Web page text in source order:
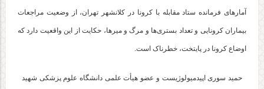
آمارهای فرمانده ستاد مقابله با کرونا در کلانشهر تهران، از وضعیت مراجعات
بیماران کرونایی و تعداد بستری‌ها و مرگ و میرها، حکایت از این واقعیت دارد که
اوضاع کرونا در پایتخت، خطرناک است.
حمید سوری اپیدمیولوژیست و عضو هیأت علمی دانشگاه علوم پزشکی شهید